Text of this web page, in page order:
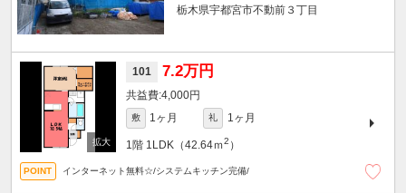
栃木県宇都宮市不動前３丁目
101 7.2万円
4,000円
敷 1ヶ月 礼 1ヶ月
1階 1LDK（42.64ｍ2 ）
インターネット無料☆/システムキッチン完備/